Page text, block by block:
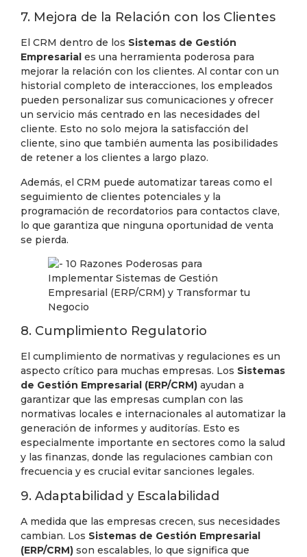
7. Mejora de la Relación con los Clientes
El CRM dentro de los Sistemas de Gestión
Empresarial es una herramienta poderosa para
mejorar la relación con los clientes. Al contar con un
historial completo de interacciones, los empleados
pueden personalizar sus comunicaciones y ofrecer
un servicio más centrado en las necesidades del
cliente. Esto no solo mejora la satisfacción del
cliente, sino que también aumenta las posibilidades
de retener a los clientes a largo plazo.
Además, el CRM puede automatizar tareas como el
seguimiento de clientes potenciales y la
programación de recordatorios para contactos clave,
lo que garantiza que ninguna oportunidad de venta
se pierda.
8. Cumplimiento Regulatorio
El cumplimiento de normativas y regulaciones es un
aspecto crítico para muchas empresas. Los Sistemas
de Gestión Empresarial (ERP/CRM) ayudan a
garantizar que las empresas cumplan con las
normativas locales e internacionales al automatizar la
generación de informes y auditorías. Esto es
especialmente importante en sectores como la salud
y las finanzas, donde las regulaciones cambian con
frecuencia y es crucial evitar sanciones legales.
9. Adaptabilidad y Escalabilidad
A medida que las empresas crecen, sus necesidades
cambian. Los Sistemas de Gestión Empresarial
(ERP/CRM) son escalables, lo que significa que